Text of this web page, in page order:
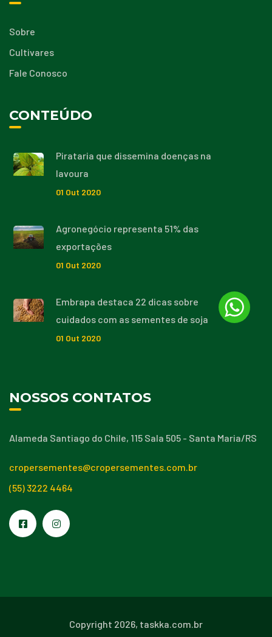
Sobre
Cultivares
Fale Conosco
CONTEÚDO
Pirataria que dissemina doenças na
lavoura
01 Out 2020
Agronegócio representa 51% das
exportações
01 Out 2020
Embrapa destaca 22 dicas sobre
cuidados com as sementes de soja
01 Out 2020
NOSSOS CONTATOS
Alameda Santiago do Chile, 115 Sala 505 - Santa Maria/RS
cropersementes@cropersementes.com.br
(55) 3222 4464
Copyright 2026, taskka.com.br